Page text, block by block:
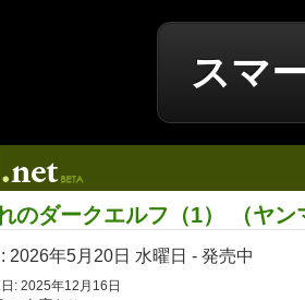
スマ
のダークエルフ（1） （ヤ
2026年5月20日 水曜日 - 発売中
: 2025年12月16日